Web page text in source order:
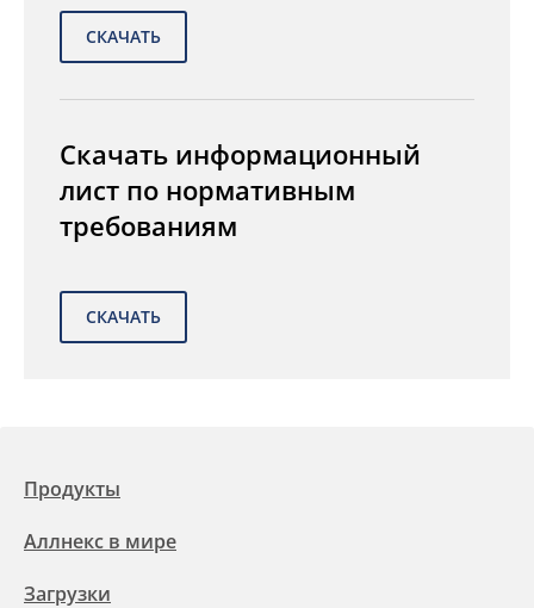
Скачать информационный
лист по нормативным
требованиям
Продукты
Аллнекс в мире
Загрузки